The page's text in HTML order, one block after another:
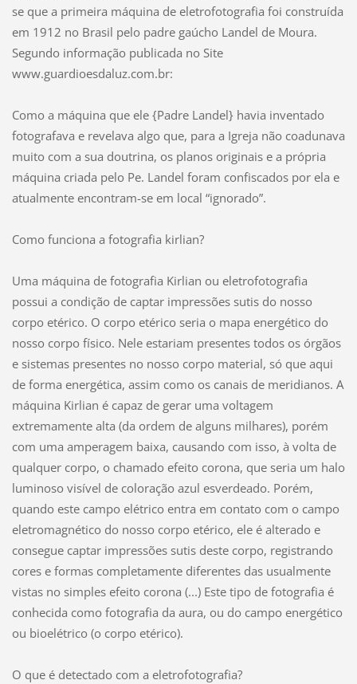
se que a primeira máquina de eletrofotografia foi construída
em 1912 no Brasil pelo padre gaúcho Landel de Moura.
Segundo informação publicada no Site
www.guardioesdaluz.com.br:
Como a máquina que ele {Padre Landel} havia inventado
fotografava e revelava algo que, para a Igreja não coadunava
muito com a sua doutrina, os planos originais e a própria
máquina criada pelo Pe. Landel foram confiscados por ela e
atualmente encontram-se em local “ignorado”.
Como funciona a fotografia kirlian?
Uma máquina de fotografia Kirlian ou eletrofotografia
possui a condição de captar impressões sutis do nosso
corpo etérico. O corpo etérico seria o mapa energético do
nosso corpo físico. Nele estariam presentes todos os órgãos
e sistemas presentes no nosso corpo material, só que aqui
de forma energética, assim como os canais de meridianos. A
máquina Kirlian é capaz de gerar uma voltagem
extremamente alta (da ordem de alguns milhares), porém
com uma amperagem baixa, causando com isso, à volta de
qualquer corpo, o chamado efeito corona, que seria um halo
luminoso visível de coloração azul esverdeado. Porém,
quando este campo elétrico entra em contato com o campo
eletromagnético do nosso corpo etérico, ele é alterado e
consegue captar impressões sutis deste corpo, registrando
cores e formas completamente diferentes das usualmente
vistas no simples efeito corona (...) Este tipo de fotografia é
conhecida como fotografia da aura, ou do campo energético
ou bioelétrico (o corpo etérico).
O que é detectado com a eletrofotografia?